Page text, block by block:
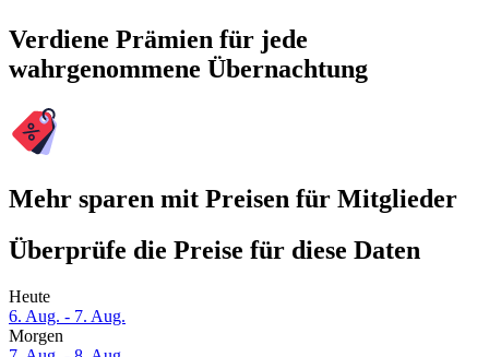
Verdiene Prämien für jede
wahrgenommene Übernachtung
Mehr sparen mit Preisen für Mitglieder
Überprüfe die Preise für diese Daten
Heute
6. Aug. - 7. Aug.
Morgen